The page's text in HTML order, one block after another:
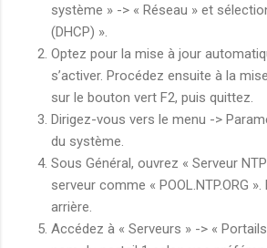
système » -> « Réseau » et
(DHCP) ».
Optez pour la mise à jour
s’activer. Procédez ensuite à la
sur le bouton vert F2, puis quittez.
Dirigez-vous vers le menu ->
du système.
Sous Général, ouvrez « Serveur
serveur comme « POOL.NTP.ORG
arrière.
Accédez à « Serveurs » -> «